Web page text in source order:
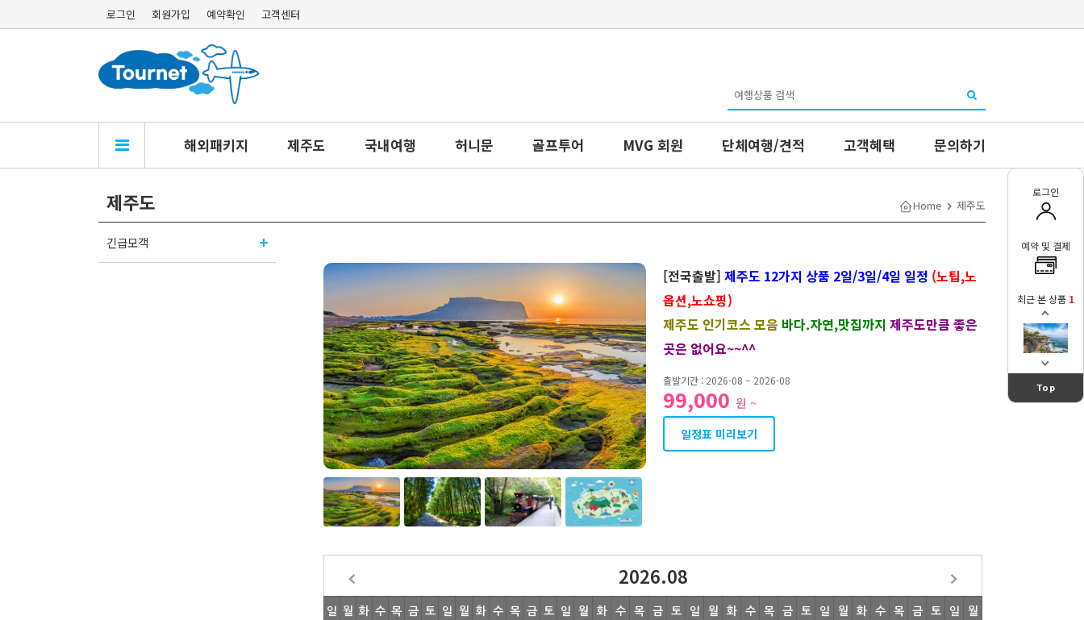
로그인 회원가입 예약확인 고객센터
해외패키지 제주도 국내여행 허니문 골프투어 MVG 회원 단체여행/견적 고객혜택 문의하기
제주도 Home 제주도
긴급모객
[전국출발] 제주도 12가지 상품 2일/3일/4일 일정 (노팁,노
옵션,노쇼핑)
제주도 인기코스 모음 바다.자연,맛집까지 제주도만큼 좋은
곳은 없어요~~^^
출발기간 : 2026-08 ~ 2026-08
99,000 원 ~
일정표 미리보기
2026.08
로그인
예약 및 결제
최근 본 상품 1
Top